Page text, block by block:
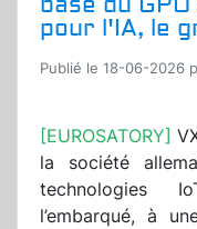
pour l'IA, le
Publié le 18-06-2026
[EUROSATORY]
la société
technologies
l’embarqué, à